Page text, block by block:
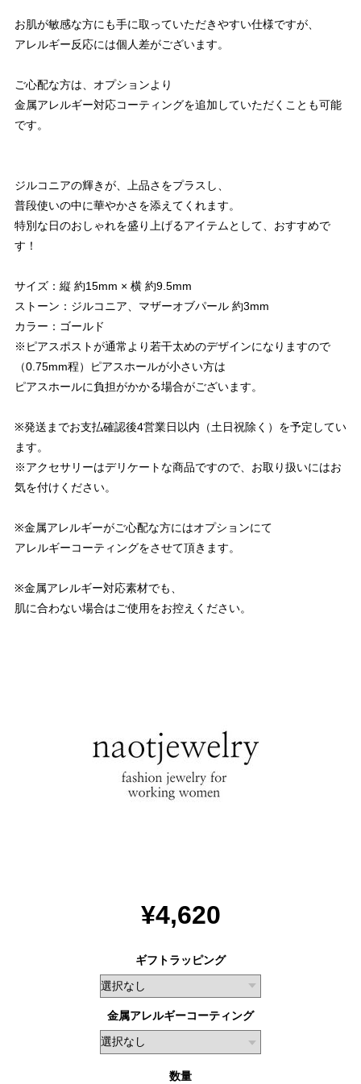
お肌が敏感な方にも手に取っていただきやすい仕様ですが、
アレルギー反応には個人差がございます。
ご心配な方は、オプションより
金属アレルギー対応コーティングを追加していただくことも可能
です。
ジルコニアの輝きが、上品さをプラスし、
普段使いの中に華やかさを添えてくれます。
特別な日のおしゃれを盛り上げるアイテムとして、おすすめで
す！
サイズ：縦 約15mm × 横 約9.5mm
ストーン：ジルコニア、マザーオブパール 約3mm
カラー：ゴールド
※ピアスポストが通常より若干太めのデザインになりますので
（0.75mm程）ピアスホールが小さい方は
ピアスホールに負担がかかる場合がございます。
※発送までお支払確認後4営業日以内（土日祝除く）を予定してい
ます。
※アクセサリーはデリケートな商品ですので、お取り扱いにはお
気を付けください。
※金属アレルギーがご心配な方にはオプションにて
アレルギーコーティングをさせて頂きます。
※金属アレルギー対応素材でも、
肌に合わない場合はご使用をお控えください。
¥4,620
ギフトラッピング
金属アレルギーコーティング
数量